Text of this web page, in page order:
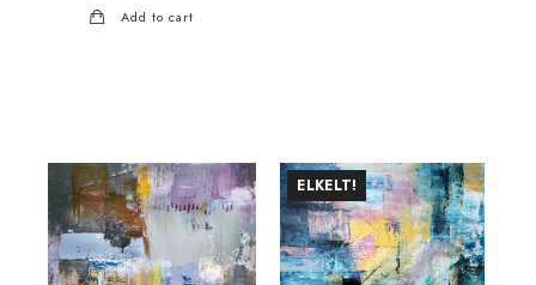
Add to cart
ELKELT!